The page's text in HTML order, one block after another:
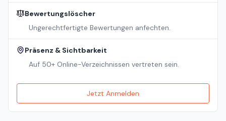
Bewertungslöscher
Ungerechtfertigte Bewertungen anfechten.
Präsenz & Sichtbarkeit
Auf 50+ Online-Verzeichnissen vertreten sein.
Jetzt Anmelden